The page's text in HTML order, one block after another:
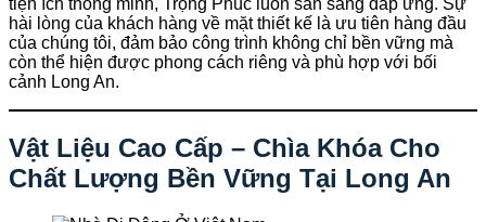
tiện ích thông minh, Trọng Phúc luôn sẵn sàng đáp ứng. Sự
hài lòng của khách hàng về mặt thiết kế là ưu tiên hàng đầu
của chúng tôi, đảm bảo công trình không chỉ bền vững mà
còn thể hiện được phong cách riêng và phù hợp với bối
cảnh Long An.
Vật Liệu Cao Cấp – Chìa Khóa Cho
Chất Lượng Bền Vững Tại Long An